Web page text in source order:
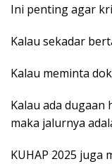
Ini penting agar
Kalau sekadar
Kalau meminta
Kalau ada dugaan
maka jalurnya
KUHAP 2025 juga